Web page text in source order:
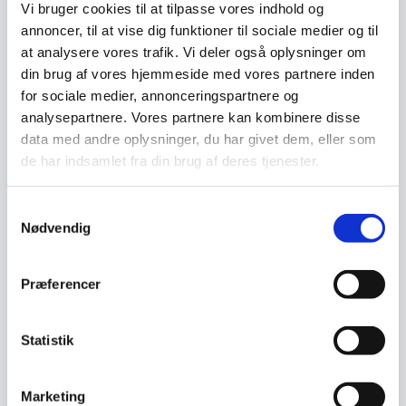
Vi bruger cookies til at tilpasse vores indhold og
annoncer, til at vise dig funktioner til sociale medier og til
at analysere vores trafik. Vi deler også oplysninger om
din brug af vores hjemmeside med vores partnere inden
for sociale medier, annonceringspartnere og
analysepartnere. Vores partnere kan kombinere disse
data med andre oplysninger, du har givet dem, eller som
de har indsamlet fra din brug af deres tjenester.
Nødvendig
Præferencer
Statistik
Marketing
Vi prismatcher - Klik her
Relaterede varer
Koniseur spejl Kajsa med
Spejlet her er fra vores serie
af Koniseur spejle, hvor du får